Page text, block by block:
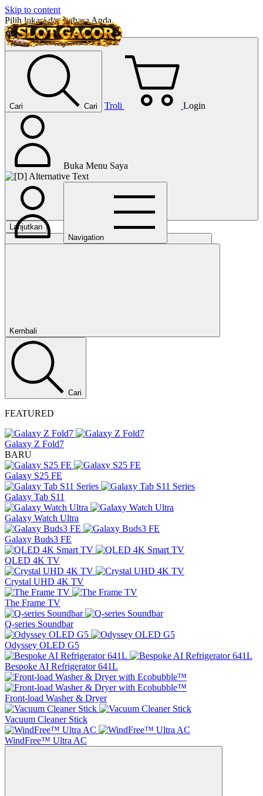
Skip to content
Pilih lokasi dan bahasa Anda.
Lanjutkan
Cari Cari Troli Login
Buka Menu Saya
Navigation
Kembali
Cari
FEATURED
Galaxy Z Fold7
BARU
Galaxy S25 FE
Galaxy Tab S11
Galaxy Watch Ultra
Galaxy Buds3 FE
QLED 4K TV
Crystal UHD 4K TV
The Frame TV
Q-series Soundbar
Odyssey OLED G5
Bespoke AI Refrigerator 641L
Front-load Washer & Dryer
Vacuum Cleaner Stick
WindFree™ Ultra AC